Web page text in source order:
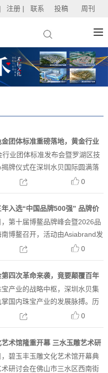
注册 | 联系 投稿 周刊
团体标准重磅落地，黄金行业
行业团体标准发布会暨罗湖区技
牌仪式在深圳水贝国际圆满落
举落地《纷色金--贵金属首饰阴
工艺规范》团体标准发布、罗
中心揭牌、工...
0
入选“中国品牌500强” 品牌价
第十届博鳌品牌峰会暨2026品
博鳌召开，活动由Asiabrand发
布的“2026中国品牌500强”榜单
上榜，这是该品牌自2024年
0
四次革命来袭，竟要颠覆百年
产业的战略中枢，深圳水贝集
国内珠宝产业的发展脉搏。历
与粗放扩张，行业已然站在时代
格内卷、同质化款式抄袭的增
伴随新质生产力全...
0
术馆隆重开幕 三水玉雕艺术研
探非遗传承与创新之路
碧玉丰玉雕文化艺术馆开幕典
研讨会在佛山市三水区西南街